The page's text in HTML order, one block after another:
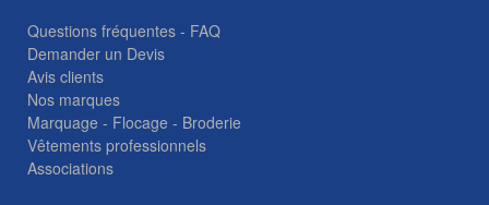
Questions fréquentes - FAQ
Demander un Devis
Avis clients
Nos marques
Marquage - Flocage - Broderie
Vêtements professionnels
Associations